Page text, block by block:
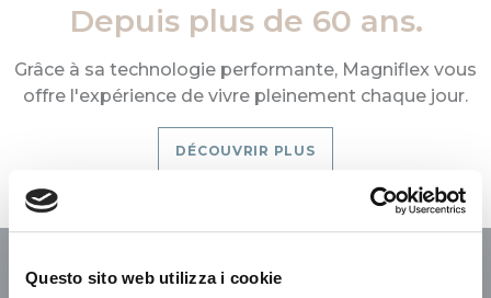
Questo sito web utilizza i cookie
Depuis plus de 60 ans.
Grâce à sa technologie performante, Magniflex vous
offre l'expérience de vivre pleinement chaque jour.
DÉCOUVRIR PLUS
Nous construisons le monde